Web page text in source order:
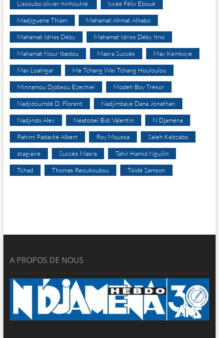
Lissoubo olivier hinhoulné. lycée Félix Eboué
Madjiguene Thiam Mahamat Ahmat Alhabo
Mahamat Idriss Déby Mahamat Idriss Déby Itno
Mahamat Nour Ibedou Masra Succès Max Kemkoye
Max Loalngar Me Tchang Wei Tchang Houloulou
Minnamou Djobsou Ezechiel Modeh Boy Trésor
Nadjidoumdé D. Florent Nadjimbaye Dana Jonathan
Nadjindo Alex Néatobeï Bidi Valentin N’Djaména
Pahimi Padacké Albert Roy Moussa Saleh Kebzabo
stagiaire Succès Masra Tahir Hamid Nguilin
Tchad Thomas Reoukoubou Toïdé Samson
A PROPOS DE NOUS